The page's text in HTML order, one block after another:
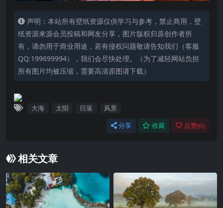
声明：本站所有壁纸资源仅供学习与参考，禁止商用，壁
纸资源来源会员投稿和网友分享，图片版权归原创作者所
有，请勿用于商业用途，若有侵权问题敬请告知我们（客服
QQ:199699994），我们会尽快处理。（为了减轻网站负担
所有图片均被压缩，需要高清原图请下载）
大海 太阳 日落 风景
分享 收藏 点赞(0)
相关文章